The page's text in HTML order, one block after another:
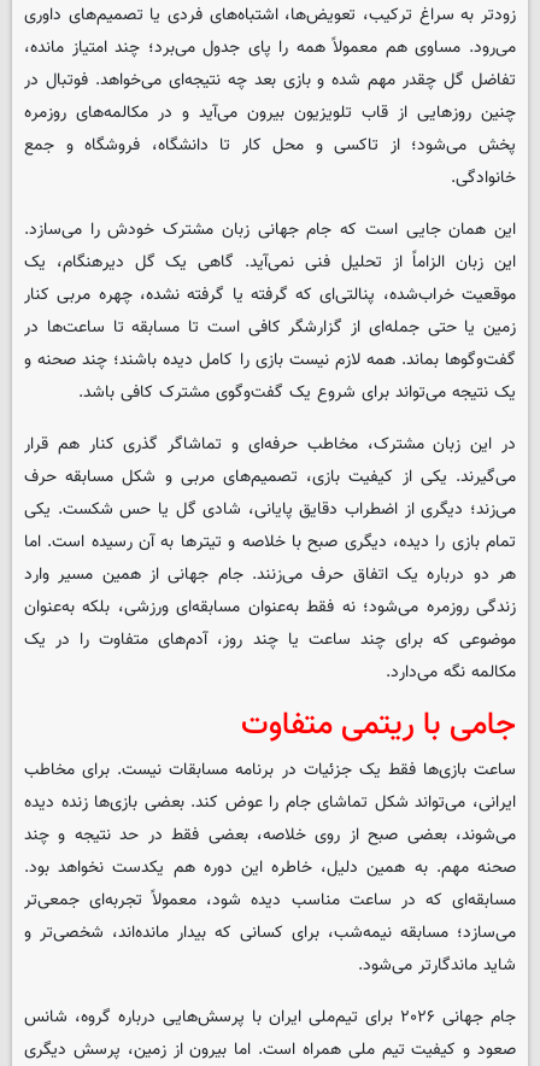
زودتر به سراغ ترکیب، تعویض‌ها، اشتباه‌های فردی یا تصمیم‌های داوری
می‌رود. مساوی هم معمولاً همه را پای جدول می‌برد؛ چند امتیاز مانده،
تفاضل گل چقدر مهم شده و بازی بعد چه نتیجه‌ای می‌خواهد. فوتبال در
چنین روزهایی از قاب تلویزیون بیرون می‌آید و در مکالمه‌های روزمره
پخش می‌شود؛ از تاکسی و محل کار تا دانشگاه، فروشگاه و جمع
خانوادگی.
این همان جایی است که جام جهانی زبان مشترک خودش را می‌سازد.
این زبان الزاماً از تحلیل فنی نمی‌آید. گاهی یک گل دیرهنگام، یک
موقعیت خراب‌شده، پنالتی‌ای که گرفته یا گرفته نشده، چهره مربی کنار
زمین یا حتی جمله‌ای از گزارشگر کافی است تا مسابقه تا ساعت‌ها در
گفت‌وگوها بماند. همه لازم نیست بازی را کامل دیده باشند؛ چند صحنه و
یک نتیجه می‌تواند برای شروع یک گفت‌وگوی مشترک کافی باشد.
در این زبان مشترک، مخاطب حرفه‌ای و تماشاگر گذری کنار هم قرار
می‌گیرند. یکی از کیفیت بازی، تصمیم‌های مربی و شکل مسابقه حرف
می‌زند؛ دیگری از اضطراب دقایق پایانی، شادی گل یا حس شکست. یکی
تمام بازی را دیده، دیگری صبح با خلاصه و تیترها به آن رسیده است. اما
هر دو درباره یک اتفاق حرف می‌زنند. جام جهانی از همین مسیر وارد
زندگی روزمره می‌شود؛ نه فقط به‌عنوان مسابقه‌ای ورزشی، بلکه به‌عنوان
موضوعی که برای چند ساعت یا چند روز، آدم‌های متفاوت را در یک
مکالمه نگه می‌دارد.
جامی با ریتمی متفاوت
ساعت بازی‌ها فقط یک جزئیات در برنامه مسابقات نیست. برای مخاطب
ایرانی، می‌تواند شکل تماشای جام را عوض کند. بعضی بازی‌ها زنده دیده
می‌شوند، بعضی صبح از روی خلاصه، بعضی فقط در حد نتیجه و چند
صحنه مهم. به همین دلیل، خاطره این دوره هم یکدست نخواهد بود.
مسابقه‌ای که در ساعت مناسب دیده شود، معمولاً تجربه‌ای جمعی‌تر
می‌سازد؛ مسابقه نیمه‌شب، برای کسانی که بیدار مانده‌اند، شخصی‌تر و
شاید ماندگارتر می‌شود.
جام جهانی ۲۰۲۶ برای تیم‌ملی ایران با پرسش‌هایی درباره گروه، شانس
صعود و کیفیت تیم ملی همراه است. اما بیرون از زمین، پرسش دیگری